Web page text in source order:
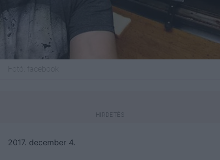
2017. december 4.